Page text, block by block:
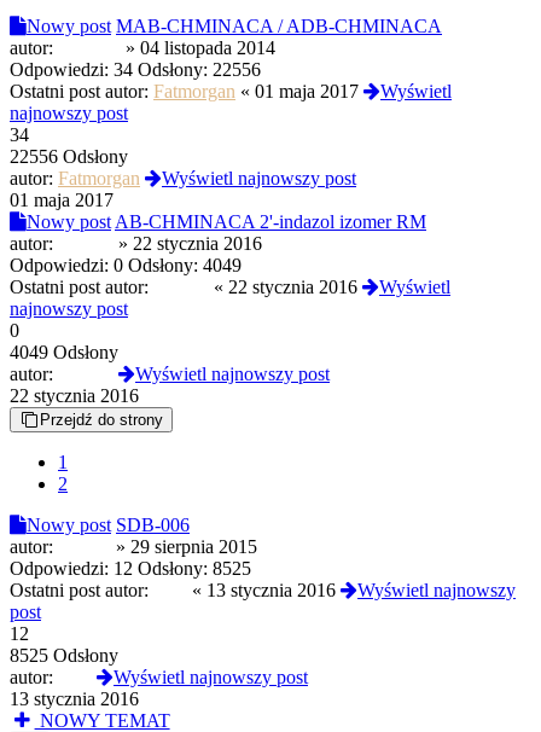
Nowy post MAB-CHMINACA / ADB-CHMINACA
autor:
» 04 listopada 2014
Odpowiedzi: 34 Odsłony: 22556
Ostatni post autor: Fatmorgan « 01 maja 2017
Wyświetl
najnowszy post
34
22556 Odsłony
autor: Fatmorgan
Wyświetl najnowszy post
01 maja 2017
Nowy post AB-CHMINACA 2'-indazol izomer RM
autor:
» 22 stycznia 2016
Odpowiedzi: 0 Odsłony: 4049
Ostatni post autor:
« 22 stycznia 2016
Wyświetl
najnowszy post
0
4049 Odsłony
autor:
Wyświetl najnowszy post
22 stycznia 2016
Przejdź do strony
1
2
Nowy post SDB-006
autor:
» 29 sierpnia 2015
Odpowiedzi: 12 Odsłony: 8525
Ostatni post autor:
« 13 stycznia 2016
Wyświetl najnowszy
post
12
8525 Odsłony
autor:
Wyświetl najnowszy post
13 stycznia 2016
NOWY TEMAT